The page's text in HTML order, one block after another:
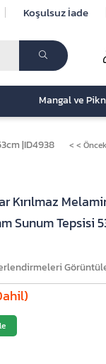
Koşulsuz İade
Mangal ve
|ID4938 < <
Kırılmaz
Sunum Tepsisi